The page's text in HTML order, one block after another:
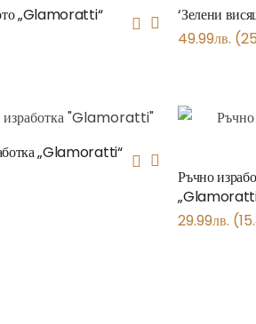
„Glamoratti“
‘Зелени
49.99лв. (
„Glamoratti“
Ръчно
29.99лв. (